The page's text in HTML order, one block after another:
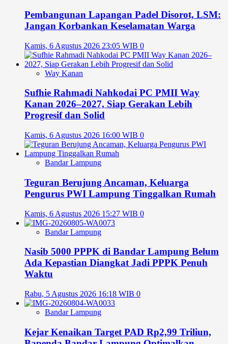
Pembangunan Lapangan Padel Disorot, LSM:
Jangan Korbankan Keselamatan Warga
Kamis, 6 Agustus 2026 23:05 WIB 0
Way Kanan
Sufhie Rahmadi Nahkodai PC PMII Way
Kanan 2026–2027, Siap Gerakan Lebih
Progresif dan Solid
Kamis, 6 Agustus 2026 16:00 WIB 0
Bandar Lampung
Teguran Berujung Ancaman, Keluarga
Pengurus PWI Lampung Tinggalkan Rumah
Kamis, 6 Agustus 2026 15:27 WIB 0
Bandar Lampung
Nasib 5000 PPPK di Bandar Lampung Belum
Ada Kepastian Diangkat Jadi PPPK Penuh
Waktu
Rabu, 5 Agustus 2026 16:18 WIB 0
Bandar Lampung
Kejar Kenaikan Target PAD Rp2,99 Triliun,